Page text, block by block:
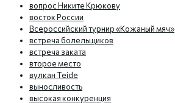
вопрос Никите Крюкову
восток России
Всероссийский турнир «Кожаный мяч»
встреча болельщиков
встреча заката
второе место
вулкан Teide
выносливость
высокая конкуренция